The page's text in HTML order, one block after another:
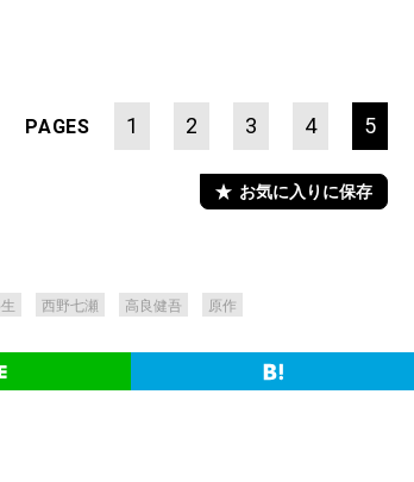
PAGES 1 2 3 4 5
お気に入りに保存
⻄野七瀬 高良健吾 原作